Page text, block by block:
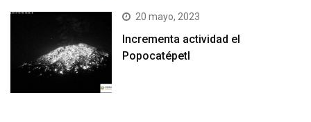
20 mayo, 2023
Incrementa actividad el
Popocatépetl